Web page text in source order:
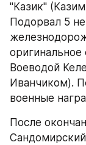
"Казик"
Подорвал 5
оригинальное
Воеводой
Иванчиком).
военные
После